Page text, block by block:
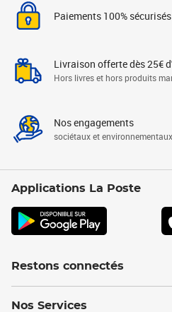
Paiements 100% sécurisés
Livraison offerte dès 25€
Hors livres et hors produits
Nos engagements
sociétaux et environnementaux
Applications La Poste
Restons connectés
Nos Services